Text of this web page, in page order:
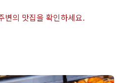
변의 맛집을 확인하세요.